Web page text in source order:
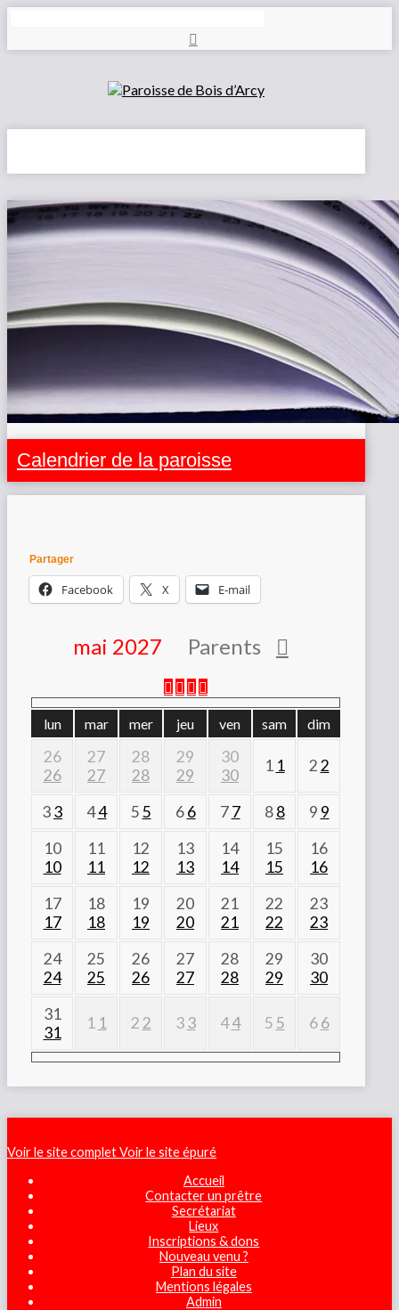
Calendrier de la paroisse
Partager
Facebook X E-mail
mai 2027 Parents
lun mar mer jeu ven sam dim
26
26
27
27
28
28
29
29
30
30
1 1 22
33 44 55 66 77 88 9 9
10
10
11
11
12
12
13
13
14
14
15
15
16
16
17
17
18
18
19
19
20
20
21
21
22
22
23
23
24
24
25
25
26
26
27
27
28
28
29
29
30
30
31
31
1 1 2 2 33 44 5 5 66
Voir le site completVoir le site épuré
Accueil
Contacter un prêtre
Secrétariat
Lieux
Inscriptions & dons
Nouveau venu ?
Plan du site
Mentions légales
Admin